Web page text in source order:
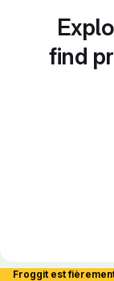
find
Froggit est